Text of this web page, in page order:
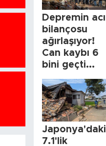
Depremin acı
bilançosu
ağırlaşıyor!
Can kaybı 6
bini geçti...
Japonya'daki
7.1'lik